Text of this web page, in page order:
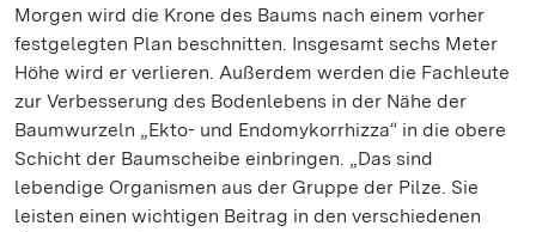
Morgen wird die Krone des Baums nach einem vorher
festgelegten Plan beschnitten. Insgesamt sechs Meter
Höhe wird er verlieren. Außerdem werden die Fachleute
zur Verbesserung des Bodenlebens in der Nähe der
Baumwurzeln „Ekto- und Endomykorrhizza“ in die obere
Schicht der Baumscheibe einbringen. „Das sind
lebendige Organismen aus der Gruppe der Pilze. Sie
leisten einen wichtigen Beitrag in den verschiedenen